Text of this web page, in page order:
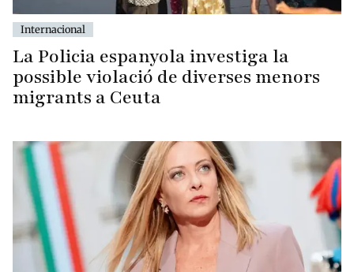
Internacional
La Policia espanyola investiga la
possible violació de diverses menors
migrants a Ceuta